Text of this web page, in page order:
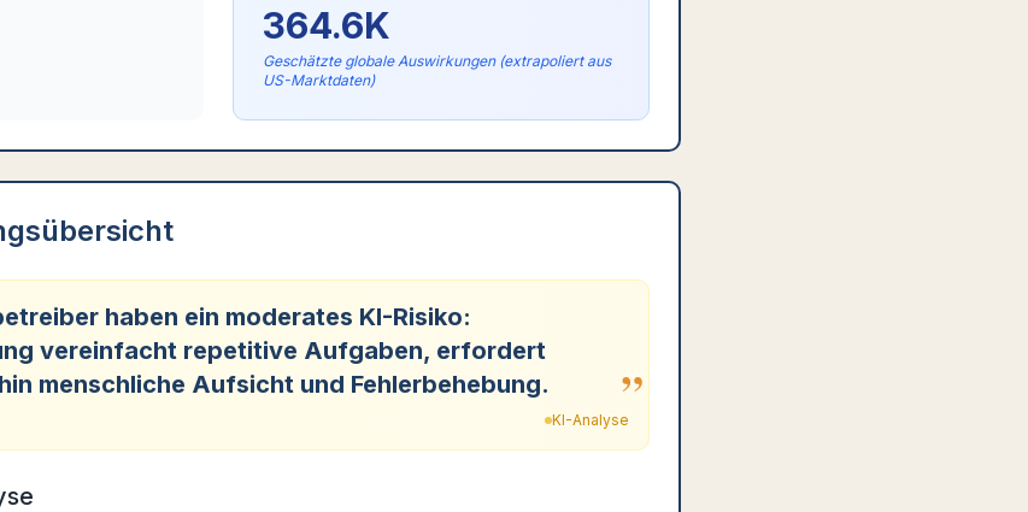
364.6K
Geschätzte globale Auswirkungen (extrapoliert aus
US-Marktdaten)
haben ein moderates KI-Risiko:
vereinfacht repetitive Aufgaben, erfordert
menschliche Aufsicht und Fehlerbehebung.
”
KI-Analyse